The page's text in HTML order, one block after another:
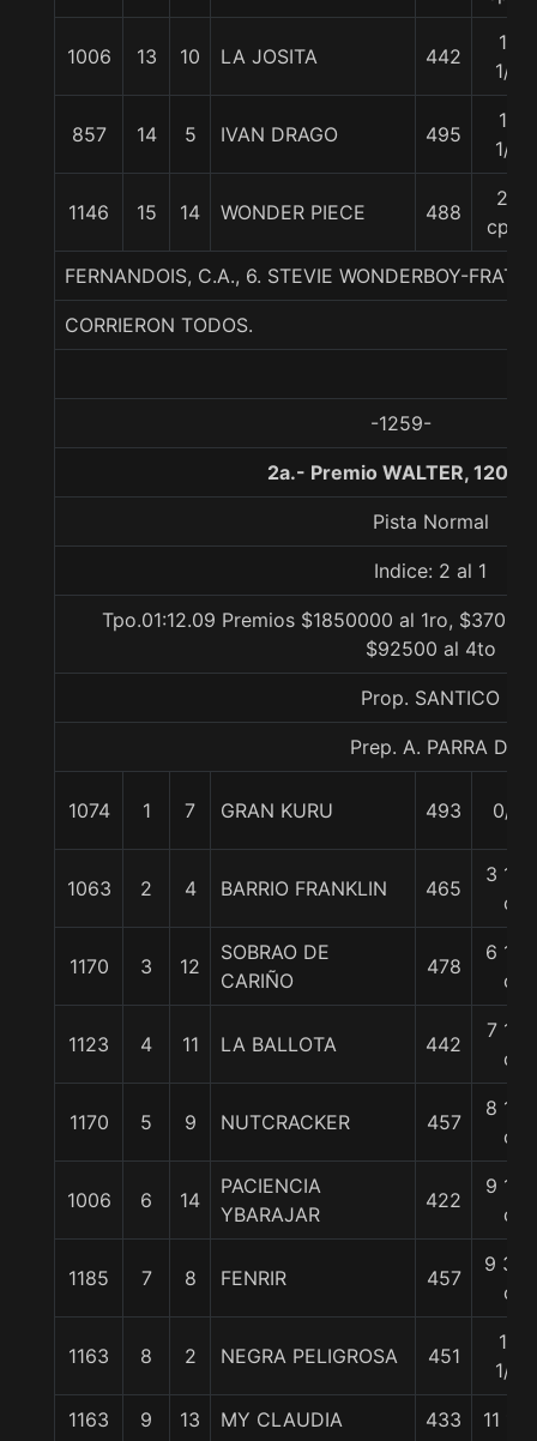
1006 13 10 LA JOSITA 442
13
1/2
857 14 5 IVAN DRAGO 495
18
1/2
1146 15 14 WONDER PIECE 488
22
cpos
FERNANDOIS, C.A., 6. STEVIE WONDERBOY-
CORRIERON TODOS.
-1259-
2a.- Premio WALTER, 1200
Pista Normal
Indice: 2 al 1
Tpo.01:12.09 Premios $1850000 al 1ro,
$92500 al 4to
Prop. SANTICO
Prep. A. PARRA D.
1074 1 7 GRAN KURU 493 0/0
1063 2 4 BARRIO FRANKLIN 465
3 1/2
c
1170 3 12
SOBRAO DE
CARIÑO
478
6 1/2
c
1123 4 11 LA BALLOTA 442
7 1/4
c
1170 5 9 NUTCRACKER 457
8 1/4
c
1006 6 14
PACIENCIA
YBARAJAR
422
9 1/4
c
1185 7 8 FENRIR 457
9 3/4
c
1163 8 2 NEGRA PELIGROSA 451
10
1/2
1163 9 13 MY CLAUDIA 433 11 1/4